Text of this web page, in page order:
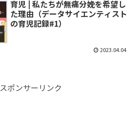
育児 | 私たちが無痛分娩を希望し
た理由（データサイエンティスト
の育児記録#1）
2023.04.04
スポンサーリンク